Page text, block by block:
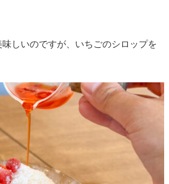
しいのですが、いちごのシロップを